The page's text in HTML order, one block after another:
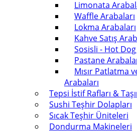
Limonata
Waffle Arabaları
Lokma Arabaları
Kahve Satış
Sosisli - Hot
Pastane
Mısır Patlatma
Arabaları
Tepsi İstif Rafları &
Sushi Teşhir Dolapları
Sıcak Teşhir Üniteleri
Dondurma Makineleri